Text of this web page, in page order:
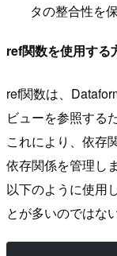
タの整合性を
ref関数を使用する
ref関数は、
ビューを参照する
これにより、依存
依存関係を管理しま
以下のように使用
とが多いのではな